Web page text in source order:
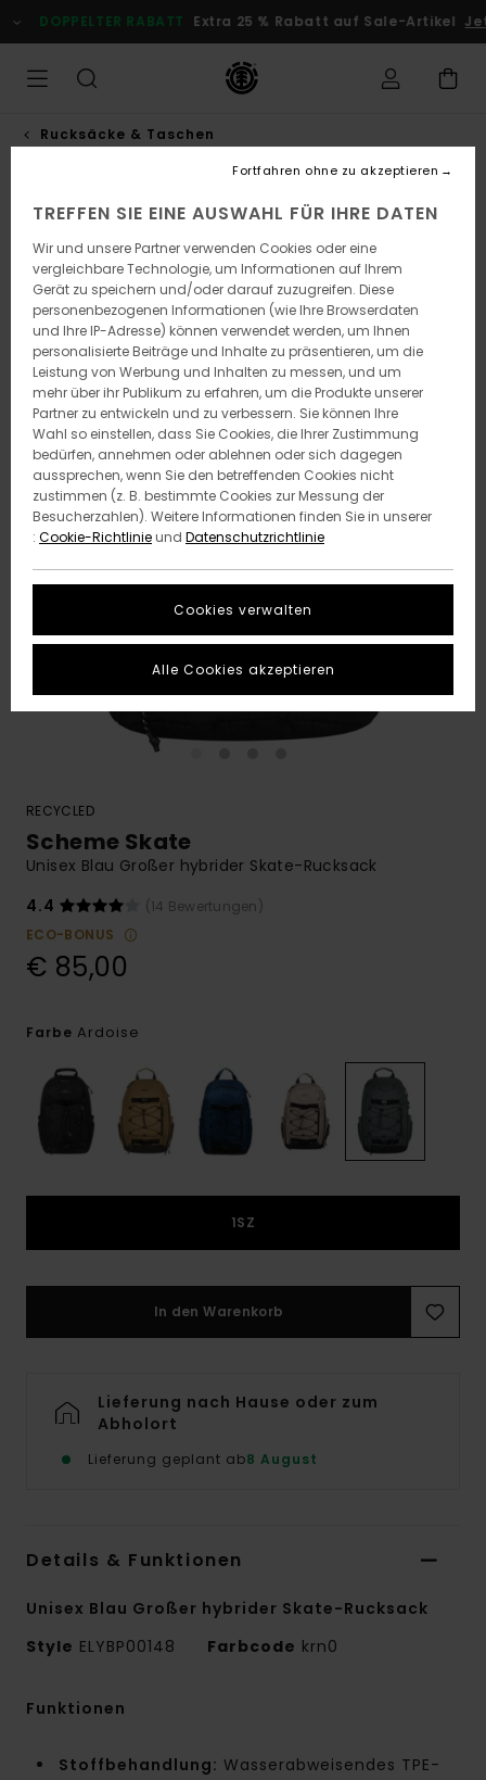
zur
Produktinformation
DOPPELTER RABATT Extra 25 % Rabatt auf Sale-Artikel
Rucksäcke & Taschen
RECYCLED
Scheme Skate
Unisex Blau Großer hybrider Skate-Rucksack
4.4
(14 Bewertungen)
ECO-BONUS
€ 85,00
Farbe Ardoise
1SZ
In den Warenkorb
Lieferung nach Hause oder zum
Abholort
Lieferung geplant ab8 August
Details & Funktionen
Unisex Blau Großer hybrider Skate-Rucksack
Style ELYBP00148 Farbcode krn0
Funktionen
Stoffbehandlung: Wasserabweisendes TPE-
TREFFEN SIE EINE AUSWAHL FÜR IHRE DATEN
Wir und unsere Partner verwenden Cookies oder eine
vergleichbare Technologie, um Informationen auf Ihrem
Gerät zu speichern und/oder darauf zuzugreifen. Diese
personenbezogenen Informationen (wie Ihre Browserdaten
und Ihre IP-Adresse) können verwendet werden, um Ihnen
personalisierte Beiträge und Inhalte zu präsentieren, um die
Leistung von Werbung und Inhalten zu messen, und um
mehr über ihr Publikum zu erfahren, um die Produkte unserer
Partner zu entwickeln und zu verbessern. Sie können Ihre
Wahl so einstellen, dass Sie Cookies, die Ihrer Zustimmung
bedürfen, annehmen oder ablehnen oder sich dagegen
aussprechen, wenn Sie den betreffenden Cookies nicht
zustimmen (z. B. bestimmte Cookies zur Messung der
Besucherzahlen). Weitere Informationen finden Sie in unserer
: Cookie-Richtlinieund Datenschutzrichtlinie
Cookies verwalten
Fortfahren ohne zu akzeptieren
Alle Cookies akzeptieren